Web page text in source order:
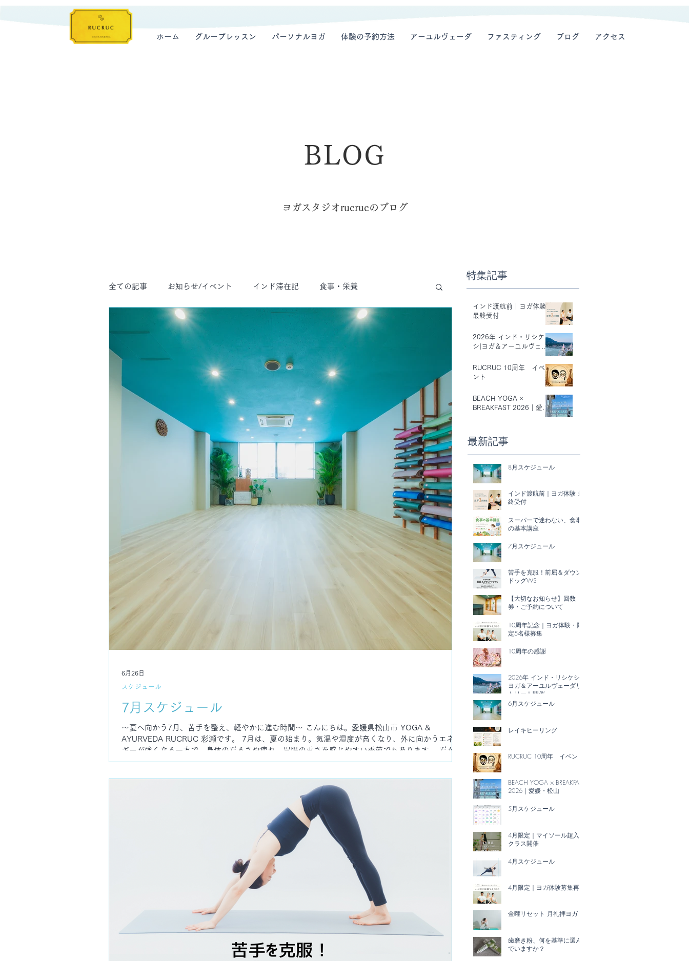
ホーム グループレッスン パーソナルヨガ 体験の予約方法 アーユルヴェーダ ファスティング ブログ アクセス
BLOG
ヨガスタジオrucrucのブログ
全ての記事 お知らせ/イベント インド滞在記 食事・栄養
アーユルヴェーダ スケジュール
7月スケジュール
〜夏へ向かう7月、苦手を整え、軽やかに進む時間〜 こんにちは。愛媛県松山市 YOGA &
AYURVEDA RUCRUC 彩瀬です。 7月は、夏の始まり。気温や湿度が高くなり、外に向かうエネル
ギーが強くなる一方で、身体のだるさや疲れ、胃腸の重さを感じやすい季節でもあります。 だから
こそ7月は、無理に頑張るよりも、今の身体を丁寧に見直し、整えながら夏を迎えることを大切に
島リトリート参加のため休講となります。 ご不便をおかけしますが、よろしくお願いいたします。
また、金曜日のアロマヨガは、7月より開始時間が変更となります。 金曜アロマヨガ19:00 →
19:30スタート お仕事帰りにも少し余裕を持ってお越しいただける時間になりました。 一週間の疲
れをリセットする時間として、ぜひご参加ください。 7月スケジュールは下記カレンダーをご確認
ください。 🌿 7月17日まで｜ヨガ体験受付中 「ヨガを始めてみたいけれど、身体が硬いから不
スケジュール
6月26日
特集記事
インド渡航前｜ヨガ体験
最終受付
2026年 インド・リシケ
シ|ヨガ＆アーユルヴェー
RUCRUC 10周年 イベ
ント
BEACH YOGA ×
BREAKFAST 2026｜愛
最新記事
8月スケジュール
インド渡航前｜ヨガ体験 最
終受付
スーパーで迷わない、食事
の基本講座
7月スケジュール
苦手を克服！前屈＆ダウン
ドッグWS
【大切なお知らせ】回数
券・ご予約について
10周年記念｜ヨガ体験・限
定5名様募集
10周年の感謝
2026年 インド・リシケシ|
ヨガ＆アーユルヴェーダリ
トリート開催
6月スケジュール
レイキヒーリング
RUCRUC 10周年 イベント
BEACH YOGA × BREAKFAST
2026｜愛媛・松山
5月スケジュール
4月限定｜マイソール超入門
クラス開催
4月スケジュール
4月限定｜ヨガ体験募集再開
金曜リセット 月礼拝ヨガ
歯磨き粉、何を基準に選ん
でいますか？